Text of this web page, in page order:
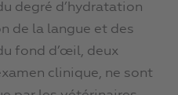
degré d’hydratation
de la langue et des
fond d’œil, deux
clinique, ne sont